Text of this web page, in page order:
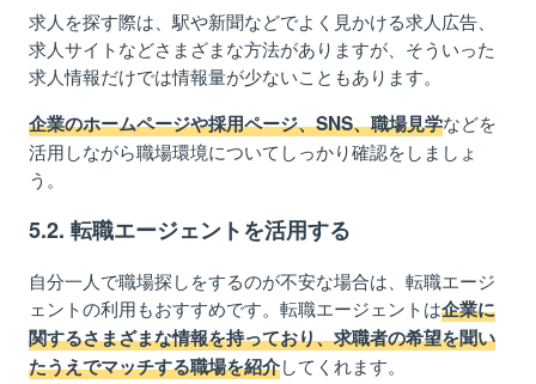
求人を探す際は、駅や新聞などでよく見かける求人広告、
求人サイトなどさまざまな方法がありますが、そういった
求人情報だけでは情報量が少ないこともあります。
企業のホームページや採用ページ、SNS、職場見学などを
活用しながら職場環境についてしっかり確認をしましょ
う。
5.2. 転職エージェントを活用する
自分一人で職場探しをするのが不安な場合は、転職エージ
ェントの利用もおすすめです。転職エージェントは企業に
関するさまざまな情報を持っており、求職者の希望を聞い
たうえでマッチする職場を紹介してくれます。